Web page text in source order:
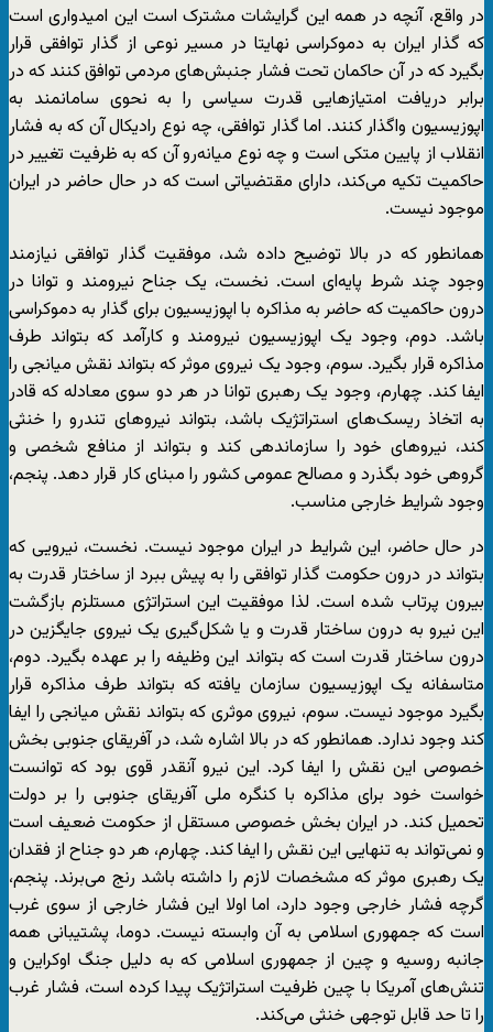
در واقع، آنچه در همه این گرایشات مشترک است این امیدواری است
که گذار ایران به دموکراسی نهایتا در مسیر نوعی از گذار توافقی قرار
بگیرد که در آن حاکمان تحت فشار جنبش‌های مردمی توافق ‌کنند که در
برابر دریافت امتیازهایی قدرت سیاسی را به نحوی سامانمند به
اپوزیسیون واگذار کنند. اما گذار توافقی، چه نوع رادیکال آن که به فشار
انقلاب از پایین متکی است و چه نوع میانه‌رو آن که به ظرفیت تغییر در
حاکمیت تکیه می‌کند، دارای مقتضیاتی است که در حال حاضر در ایران
موجود نیست.
همانطور که در بالا توضیح داده شد، موفقیت گذار توافقی نیازمند
وجود چند شرط پایه‌ای است. نخست، یک جناح نیرومند و توانا در
درون حاکمیت که حاضر به مذاکره با اپوزیسیون برای گذار به دموکراسی
باشد. دوم، وجود یک اپوزیسیون نیرومند و کارآمد که بتواند طرف
مذاکره قرار بگیرد. سوم، وجود یک نیروی موثر که بتواند نقش میانجی را
ایفا کند. چهارم، وجود یک رهبری توانا در هر دو سوی معادله که قادر
به اتخاذ ریسک‌های استراتژیک باشد، بتواند نیروهای تندرو را خنثی
کند، نیروهای خود را سازماندهی کند و بتواند از منافع شخصی و
گروهی خود بگذرد و مصالح عمومی کشور را مبنای کار قرار دهد. پنجم،
وجود شرایط خارجی مناسب.
در حال حاضر، این شرایط در ایران موجود نیست. نخست، نیرویی که
بتواند در درون حکومت گذار توافقی را به پیش ببرد از ساختار قدرت به
بیرون پرتاب شده است. لذا موفقیت این استراتژی مستلزم بازگشت
این نیرو به درون ساختار قدرت و یا شکل‌گیری یک نیروی جایگزین در
درون ساختار قدرت است که بتواند این وظیفه را بر عهده بگیرد. دوم،
متاسفانه یک اپوزیسیون سازمان یافته که بتواند طرف مذاکره قرار
بگیرد موجود نیست. سوم، نیروی موثری که بتواند نقش میانجی را ایفا
کند وجود ندارد. همانطور که در بالا اشاره شد، در آفریقای جنوبی بخش
خصوصی این نقش را ایفا کرد. این نیرو آنقدر قوی بود که توانست
خواست خود برای مذاکره با کنگره ملی آفریقای جنوبی را بر دولت
تحمیل کند. در ایران بخش خصوصی مستقل از حکومت ضعیف است
و نمی‌‌تواند به تنهایی این نقش را ایفا کند. چهارم، هر دو جناح از فقدان
یک رهبری موثر که مشخصات لازم را داشته باشد رنج می‌برند. پنجم،
گرچه فشار خارجی وجود دارد، اما اولا این فشار خارجی از سوی غرب
است که جمهوری اسلامی به آن وابسته نیست. دوما، پشتیبانی‌ همه
جانبه روسیه و چین از جمهوری اسلامی که به دلیل جنگ اوکراین و
تنش‌های آمریکا با چین ظرفیت استراتژیک پیدا کرده است، فشار غرب
را تا حد قابل توجهی خنثی می‌کند.